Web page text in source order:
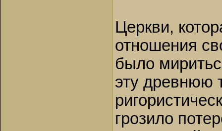
Церкви,
отношения
было
эту древнюю
грозило